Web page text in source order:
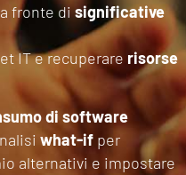
fronte disignificative
IT e recuperare risorse
di software
what-if per
alternativi e impostare